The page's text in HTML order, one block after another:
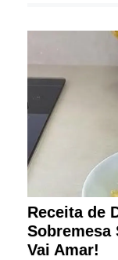
Receita de
Sobremesa
Vai Amar!